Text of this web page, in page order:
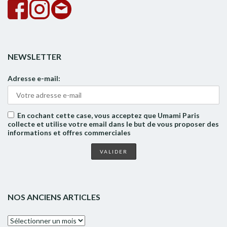
NEWSLETTER
Adresse e-mail:
En cochant cette case, vous acceptez que Umami Paris
collecte et utilise votre email dans le but de vous proposer des
informations et offres commerciales
NOS ANCIENS ARTICLES
Nos